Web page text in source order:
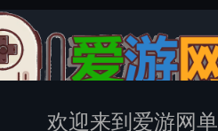
欢迎来到爱游网单